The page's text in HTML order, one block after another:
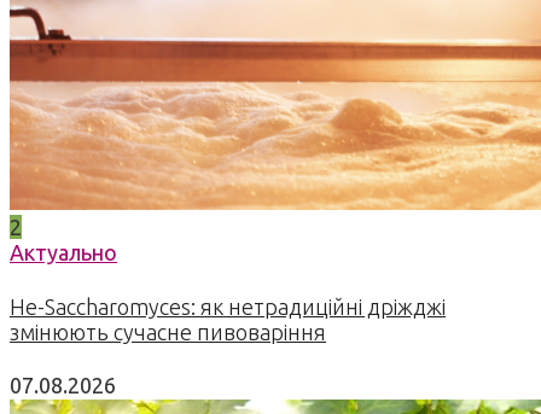
2
Актуально
Не-Saccharomyces: як нетрадиційні дріжджі
змінюють сучасне пивоваріння
07.08.2026